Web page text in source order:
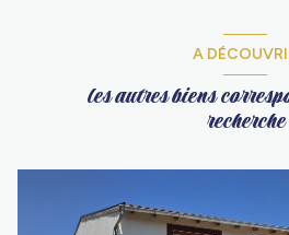
A
les autres biens
recherche